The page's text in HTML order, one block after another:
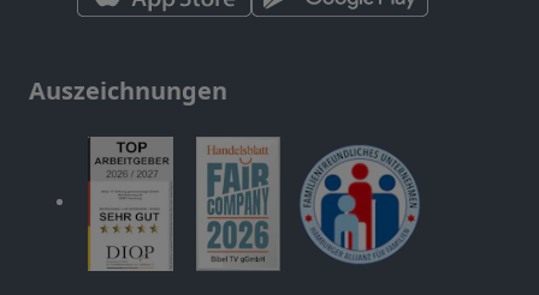
Auszeichnungen